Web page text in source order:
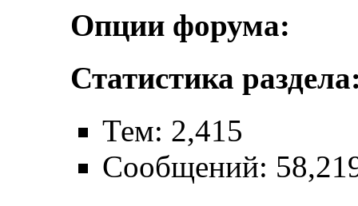
Опции форума:
Статистика
Тем: 2,415
Сообщений: